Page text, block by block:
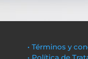
• Términos y